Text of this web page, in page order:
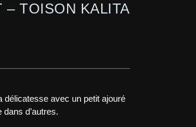
– TOISON KALITA
délicatesse avec un petit ajouré
d’autres.